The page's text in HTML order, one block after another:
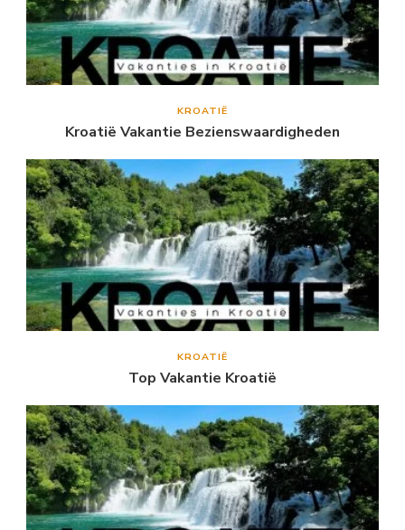
KROATIË
Kroatië Vakantie Bezienswaardigheden
KROATIË
Top Vakantie Kroatië